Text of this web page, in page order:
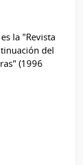
la "Revista
del
(1996